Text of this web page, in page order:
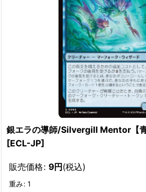
銀エラの導師/Silvergill Mentor【
[ECL-JP]
販売価格: 9円(税込)
重み: 1